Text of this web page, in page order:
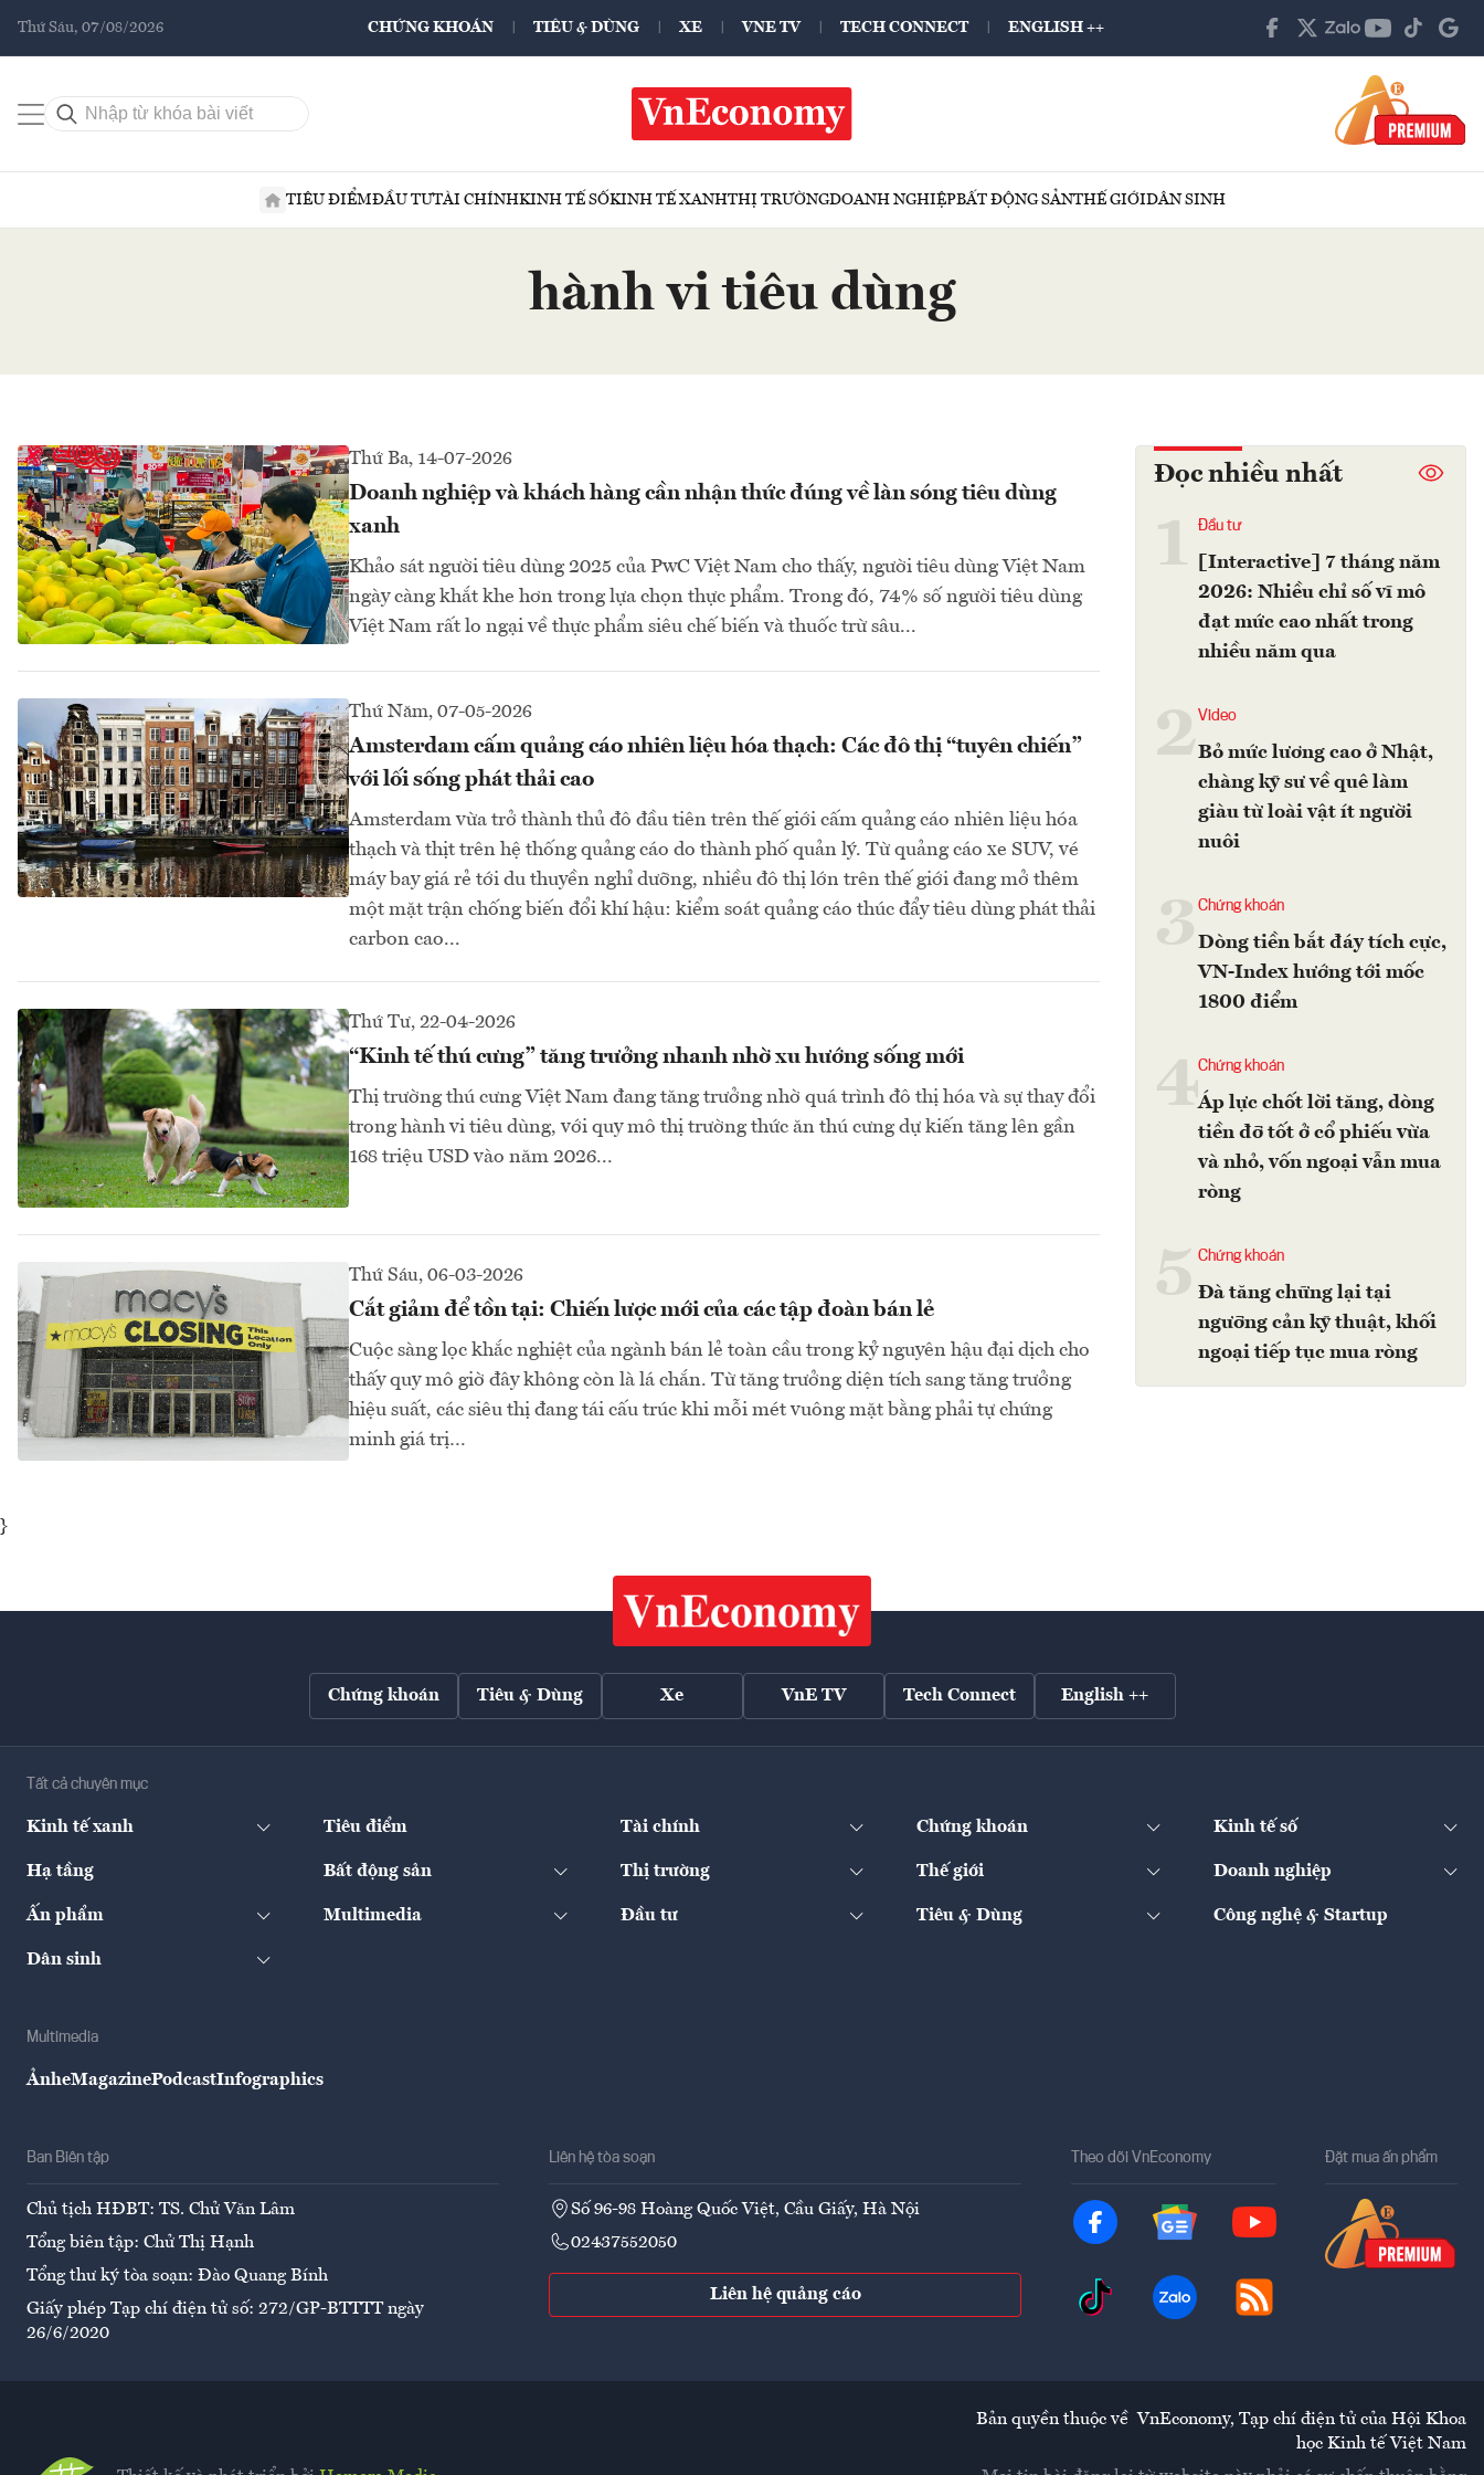
Thứ Sáu, 07/08/2026 CHỨNG KHOÁN TIÊU & DÙNG XE VNE TV TECH CONNECT ENGLISH ++
TIÊU ĐIỂMĐẦU TƯTÀI CHÍNHKINH TẾ SỐKINH TẾ XANHTHỊ TRƯỜNGDOANH NGHIỆPBẤT ĐỘNG SẢNTHẾ GIỚIDÂN SINH
hành vi tiêu dùng
Thứ Ba, 14-07-2026
Doanh nghiệp và khách hàng cần nhận thức đúng về làn sóng tiêu dùng
xanh
Khảo sát người tiêu dùng 2025 của PwC Việt Nam cho thấy, người tiêu dùng Việt Nam
ngày càng khắt khe hơn trong lựa chọn thực phẩm. Trong đó, 74% số người tiêu dùng
Việt Nam rất lo ngại về thực phẩm siêu chế biến và thuốc trừ sâu...
Thứ Năm, 07-05-2026
Amsterdam cấm quảng cáo nhiên liệu hóa thạch: Các đô thị “tuyên chiến”
với lối sống phát thải cao
Amsterdam vừa trở thành thủ đô đầu tiên trên thế giới cấm quảng cáo nhiên liệu hóa
thạch và thịt trên hệ thống quảng cáo do thành phố quản lý. Từ quảng cáo xe SUV, vé
máy bay giá rẻ tới du thuyền nghỉ dưỡng, nhiều đô thị lớn trên thế giới đang mở thêm
một mặt trận chống biến đổi khí hậu: kiểm soát quảng cáo thúc đẩy tiêu dùng phát thải
carbon cao...
Thứ Tư, 22-04-2026
“Kinh tế thú cưng” tăng trưởng nhanh nhờ xu hướng sống mới
Thị trường thú cưng Việt Nam đang tăng trưởng nhờ quá trình đô thị hóa và sự thay đổi
trong hành vi tiêu dùng, với quy mô thị trường thức ăn thú cưng dự kiến tăng lên gần
168 triệu USD vào năm 2026...
Thứ Sáu, 06-03-2026
Cắt giảm để tồn tại: Chiến lược mới của các tập đoàn bán lẻ
Cuộc sàng lọc khắc nghiệt của ngành bán lẻ toàn cầu trong kỷ nguyên hậu đại dịch cho
thấy quy mô giờ đây không còn là lá chắn. Từ tăng trưởng diện tích sang tăng trưởng
hiệu suất, các siêu thị đang tái cấu trúc khi mỗi mét vuông mặt bằng phải tự chứng
minh giá trị…
Đọc nhiều nhất
Đầu tư
[Interactive] 7 tháng năm
2026: Nhiều chỉ số vĩ mô
đạt mức cao nhất trong
nhiều năm qua
2Video
Bỏ mức lương cao ở Nhật,
chàng kỹ sư về quê làm
giàu từ loài vật ít người
nuôi
Chứng khoán
Dòng tiền bắt đáy tích cực,
VN-Index hướng tới mốc
1800 điểm
4Chứng khoán
Áp lực chốt lời tăng, dòng
tiền đỡ tốt ở cổ phiếu vừa
và nhỏ, vốn ngoại vẫn mua
ròng
Chứng khoán
Đà tăng chững lại tại
ngưỡng cản kỹ thuật, khối
ngoại tiếp tục mua ròng
}
Chứng khoán Tiêu & Dùng Xe VnE TV Tech Connect English ++
Tất cả chuyên mục
Kinh tế xanh Tiêu điểm Tài chính Chứng khoán Kinh tế số
Hạ tầng Bất động sản Thị trường Thế giới Doanh nghiệp
Ấn phẩm Multimedia Đầu tư Tiêu & Dùng Công nghệ & Startup
Dân sinh
Multimedia
ẢnheMagazinePodcastInfographics
Ban Biên tập
Chủ tịch HĐBT: TS. Chử Văn Lâm
Tổng biên tập: Chử Thị Hạnh
Tổng thư ký tòa soạn: Đào Quang Bính
Giấy phép Tạp chí điện tử số: 272/GP-BTTTT ngày
26/6/2020
Liên hệ tòa soạn
Số 96-98 Hoàng Quốc Việt, Cầu Giấy, Hà Nội
02437552050
Liên hệ quảng cáo
Theo dõi VnEconomy Đặt mua ấn phẩm
Bản quyền thuộc về VnEconomy, Tạp chí điện tử của Hội Khoa
học Kinh tế Việt Nam